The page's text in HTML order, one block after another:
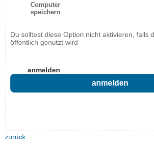
Computer
speichern
Du solltest diese Option nicht aktivieren, falls
öffentlich genutzt wird
anmelden
zurück